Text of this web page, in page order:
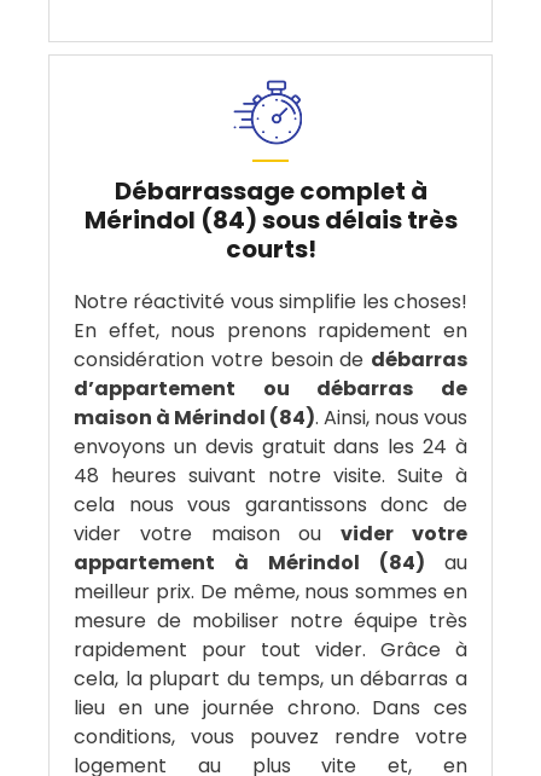
Débarrassage complet à
Mérindol (84) sous délais très
courts!
Notre réactivité vous simplifie les choses!
En effet, nous prenons rapidement en
considération votre besoin de débarras
d’appartement ou débarras de
maison à Mérindol (84). Ainsi, nous vous
envoyons un devis gratuit dans les 24 à
48 heures suivant notre visite. Suite à
cela nous vous garantissons donc de
vider votre maison ouvider votre
appartement à Mérindol (84) au
meilleur prix. De même, nous sommes en
mesure de mobiliser notre équipe très
rapidement pour tout vider. Grâce à
cela, la plupart du temps, un débarras a
lieu en une journée chrono. Dans ces
conditions, vous pouvez rendre votre
logement au plus vite et, en